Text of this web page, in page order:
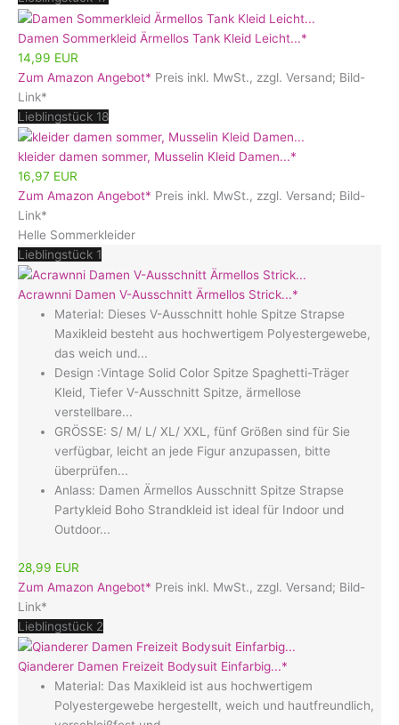
Damen Sommerkleid Ärmellos Tank Kleid Leicht...*
14,99 EUR
Zum Amazon Angebot* Preis inkl. MwSt., zzgl. Versand; Bild-
Link*
Lieblingstück 18
kleider damen sommer, Musselin Kleid Damen...*
16,97 EUR
Zum Amazon Angebot* Preis inkl. MwSt., zzgl. Versand; Bild-
Link*
Helle Sommerkleider
Lieblingstück 1
Acrawnni Damen V-Ausschnitt Ärmellos Strick...*
Material: Dieses V-Ausschnitt hohle Spitze Strapse
Maxikleid besteht aus hochwertigem Polyestergewebe,
das weich und...
Design :Vintage Solid Color Spitze Spaghetti-Träger
Kleid, Tiefer V-Ausschnitt Spitze, ärmellose
verstellbare...
GRÖSSE: S/ M/ L/ XL/ XXL, fünf Größen sind für Sie
verfügbar, leicht an jede Figur anzupassen, bitte
überprüfen...
Anlass: Damen Ärmellos Ausschnitt Spitze Strapse
Partykleid Boho Strandkleid ist ideal für Indoor und
Outdoor...
28,99 EUR
Zum Amazon Angebot* Preis inkl. MwSt., zzgl. Versand; Bild-
Link*
Lieblingstück 2
Qianderer Damen Freizeit Bodysuit Einfarbig...*
Material: Das Maxikleid ist aus hochwertigem
Polyestergewebe hergestellt, weich und hautfreundlich,